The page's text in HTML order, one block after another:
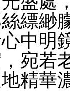
縹緲
中明
宛若
精華